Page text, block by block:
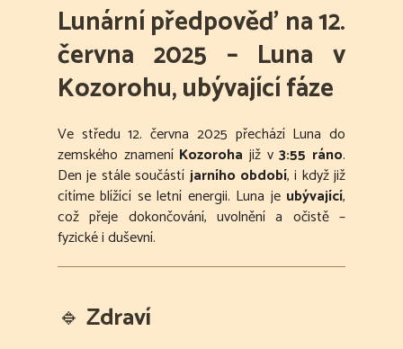
Lunární předpověď na 12.
června 2025 – Luna v
Kozorohu, ubývající fáze
Ve středu 12. června 2025 přechází Luna do
zemského znamení Kozoroha již v3:55 ráno.
Den je stále součástí jarního období, i když již
cítíme blížící se letní energii. Luna je ubývající,
což přeje dokončování, uvolnění a očistě –
fyzické i duševní.
🔹 Zdraví